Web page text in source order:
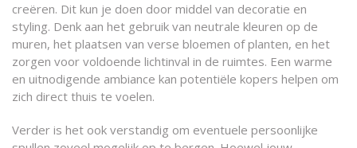
creëren. Dit kun je doen door middel van decoratie en
styling. Denk aan het gebruik van neutrale kleuren op de
muren, het plaatsen van verse bloemen of planten, en het
zorgen voor voldoende lichtinval in de ruimtes. Een warme
en uitnodigende ambiance kan potentiële kopers helpen om
zich direct thuis te voelen.
Verder is het ook verstandig om eventuele persoonlijke